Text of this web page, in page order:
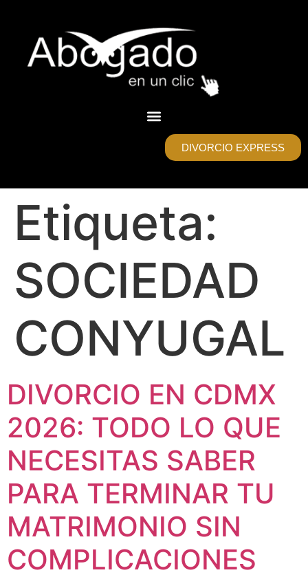
DIVORCIO EXPRESS
Etiqueta:
SOCIEDAD
CONYUGAL
DIVORCIO EN CDMX
2026: TODO LO QUE
NECESITAS SABER
PARA TERMINAR TU
MATRIMONIO SIN
COMPLICACIONES